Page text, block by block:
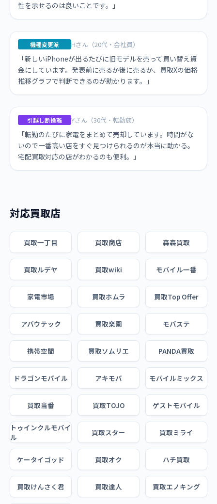
性を示せるのは良いことです。」
機種変更派 Hさん（20代・会社員）
「新しいiPhoneが出るたびに旧モデルを売って買い替え資
金にしています。発表前に売るか後に売るか、買取Xの価格
推移グラフで判断できるのが助かります。」
引越し断捨離 Yさん（30代・転勤族）
「転勤のたびに家電をまとめて売却しています。時間がな
いので一番高い店をすぐ見つけられるのが本当に助かる。
宅配買取対応の店がわかるのも便利。」
対応買取店
買取一丁目 買取商店 森森買取
買取ルデヤ 買取wiki モバイル一番
家電市場 買取ホムラ 買取Top Offer
アバウテック 買取楽園 モバステ
携帯空間 買取ソムリエ PANDA買取
ドラゴンモバイル アキモバ モバイルミックス
買取当番 買取TOJO ゲストモバイル
トゥインクルモバイ
ル
買取スター 買取ミライ
ケータイゴッド 買取オク ハチ買取
買取けんさく君 買取達人 買取エノキング